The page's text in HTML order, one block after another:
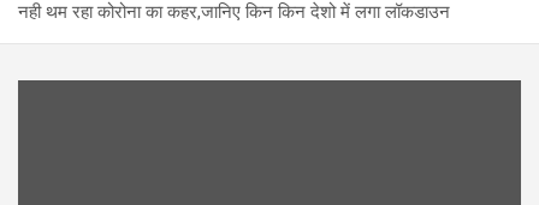
नही थम रहा कोरोना का कहर,जानिए किन किन देशो में लगा लॉकडाउन